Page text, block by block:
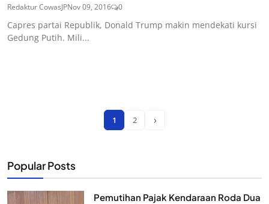
Redaktur CowasJPNov 09, 2016 0
Capres partai Republik, Donald Trump makin mendekati kursi
Gedung Putih. Mili...
1 2 ›
Popular Posts
Pemutihan Pajak Kendaraan Roda Dua